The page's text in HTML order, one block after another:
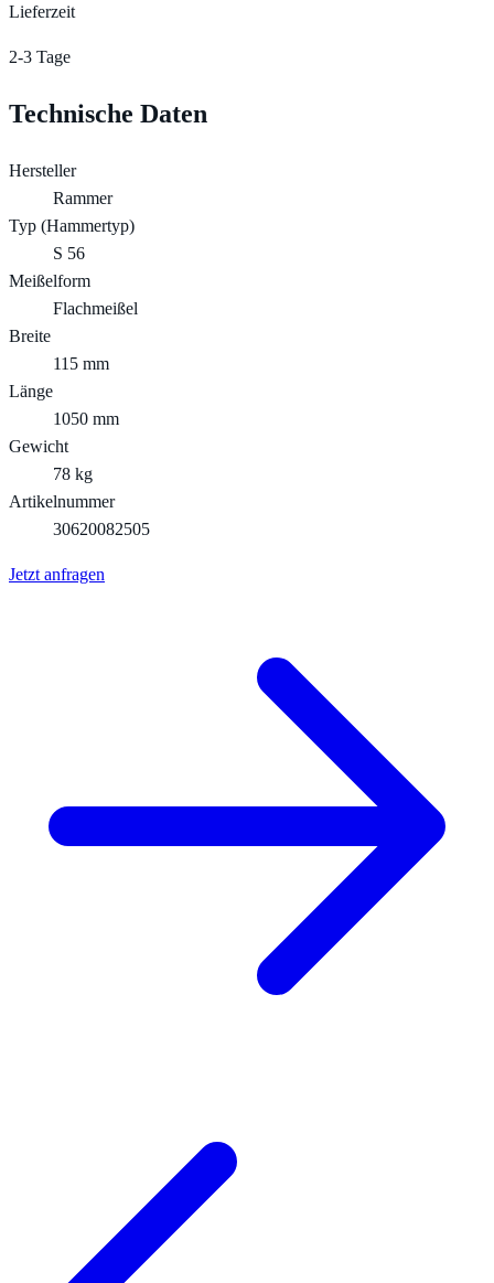
Lieferzeit
2-3 Tage
Technische Daten
Hersteller
Rammer
Typ (Hammertyp)
S 56
Meißelform
Flachmeißel
Breite
115 mm
Länge
1050 mm
Gewicht
78 kg
Artikelnummer
30620082505
Jetzt anfragen